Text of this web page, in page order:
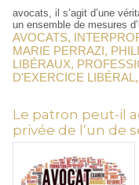
avocats, il s’agit d’une
un ensemble de mesures
AVOCATS,
MARIE PERRAZI,
LIBÉRAUX,
D'EXERCICE LIBÉRAL ,
Le patron peut-il
privée de l’un de